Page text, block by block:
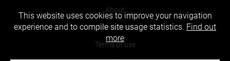
About
Contact Us
Terms of use
This website uses cookies to improve your navigation
experience and to compile site usage statistics. Find out
more